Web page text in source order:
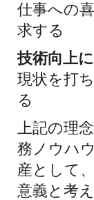
仕事への
求する
技術向上
現状を打
る
上記の理
務ノウハ
産として
意義と考